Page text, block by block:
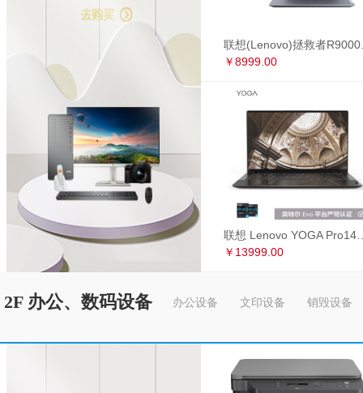
￥8999.00
￥13999.00
2F 办公、数码设备 办公设备 文印设备 销毁设备